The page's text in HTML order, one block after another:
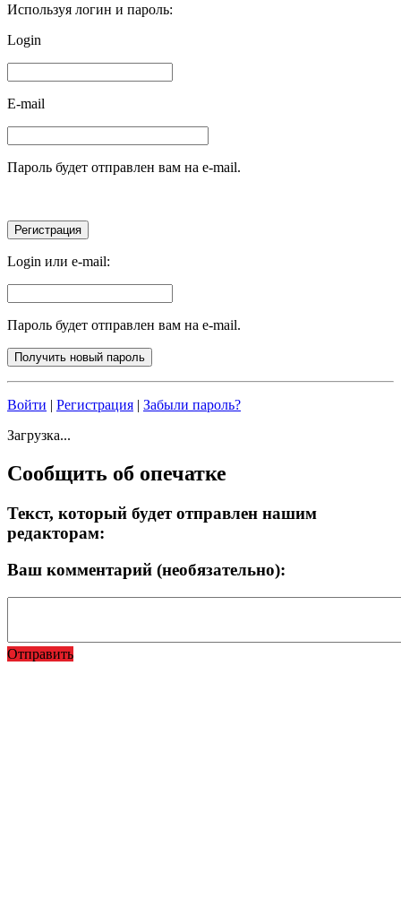
Используя логин и пароль:
Login
E-mail
Пароль будет отправлен вам на e-mail.
Login или e-mail:
Пароль будет отправлен вам на e-mail.
Войти | Регистрация | Забыли пароль?
Загрузка...
Сообщить об опечатке
Текст, который будет отправлен нашим
редакторам:
Ваш комментарий (необязательно):
Отправить